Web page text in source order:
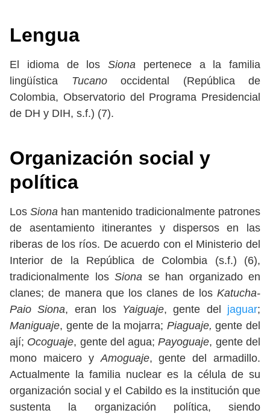
Lengua
El idioma de los Siona pertenece a la familia
lingüística Tucanooccidental (República de
Colombia, Observatorio del Programa Presidencial
de DH y DIH, s.f.) (7).
Organización social y
política
Los Siona han mantenido tradicionalmente patrones
de asentamiento itinerantes y dispersos en las
riberas de los ríos. De acuerdo con el Ministerio del
Interior de la República de Colombia (s.f.) (6),
tradicionalmente losSiona se han organizado en
clanes; de manera que los clanes de los Katucha-
Paio Siona, eran los Yaiguaje, gente del jaguar;
Maniguaje, gente de la mojarra; Piaguaje, gente del
ají; Ocoguaje, gente del agua;Payoguaje, gente del
mono maicero y Amoguaje, gente del armadillo.
Actualmente la familia nuclear es la célula de su
organización social y el Cabildo es la institución que
sustenta la organización política, siendo